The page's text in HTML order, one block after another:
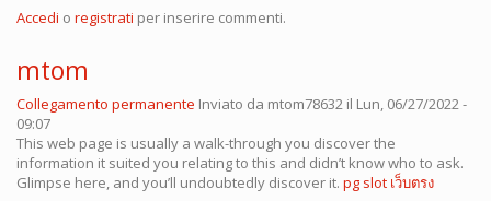
Accedi o registrati per inserire commenti.
mtom
Collegamento permanente Inviato da mtom78632 il Lun, 06/27/2022 -
09:07
This web page is usually a walk-through you discover the
information it suited you relating to this and didn’t know who to ask.
Glimpse here, and you’ll undoubtedly discover it. pg slot เว็บตรง